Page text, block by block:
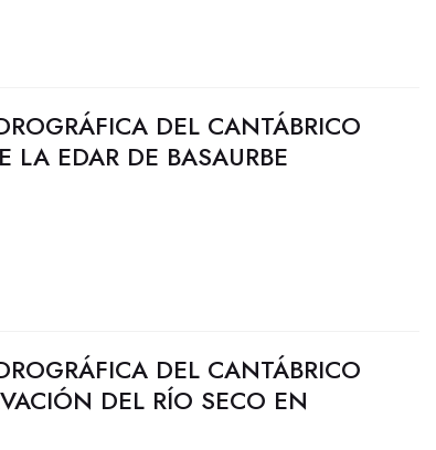
DEL CANTÁBRICO
LA EDAR DE BASAURBE
DEL CANTÁBRICO
DEL RÍO SECO EN